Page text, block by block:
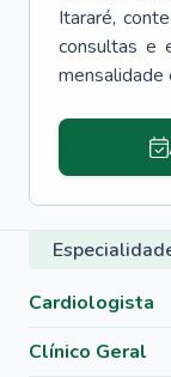
Itararé,
consultas e
mensalidade
Cardiologista
Clínico Geral